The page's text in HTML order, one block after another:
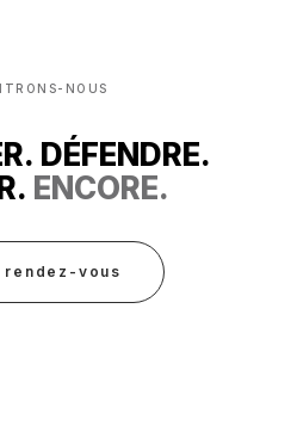
NOUS
DÉFENDRE.
ENCORE.
rendez-vous